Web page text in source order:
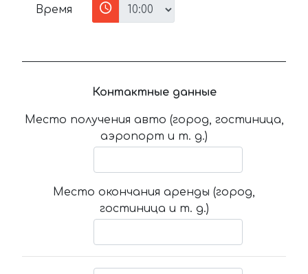
Время
Контактные данные
Место получения авто (город, гостиница,
аэропорт и т. д.)
Место окончания аренды (город,
гостиница и т. д.)